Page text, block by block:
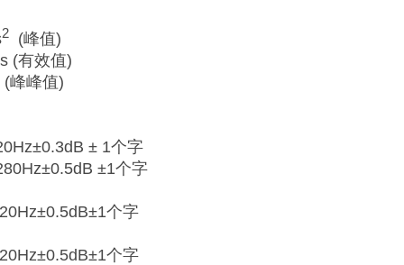
2 (峰值)
(有效值)
峰值)
± 1个字
±1个字
个字
个字